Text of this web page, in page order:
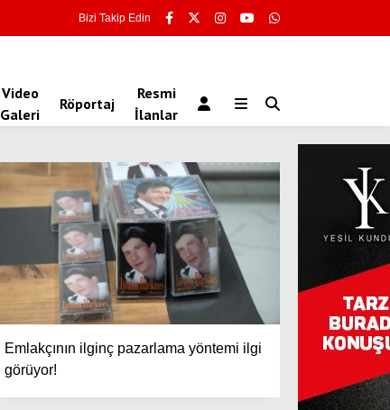
Bizi Takip Edin
Video
Galeri
Röportaj
Resmi
İlanlar
Emlakçının ilginç pazarlama yöntemi ilgi
görüyor!